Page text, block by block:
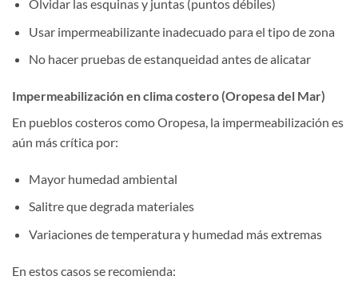
Olvidar las esquinas y juntas (puntos débiles)
Usar impermeabilizante inadecuado para el tipo de zona
No hacer pruebas de estanqueidad antes de alicatar
Impermeabilización en clima costero (Oropesa del Mar)
En pueblos costeros como Oropesa, la impermeabilización es
aún más crítica por:
Mayor humedad ambiental
Salitre que degrada materiales
Variaciones de temperatura y humedad más extremas
En estos casos se recomienda: